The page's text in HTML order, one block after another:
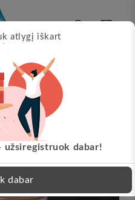
nuo 30 EUR!
atlygį iškart
užsiregistruok dabar!
dabar